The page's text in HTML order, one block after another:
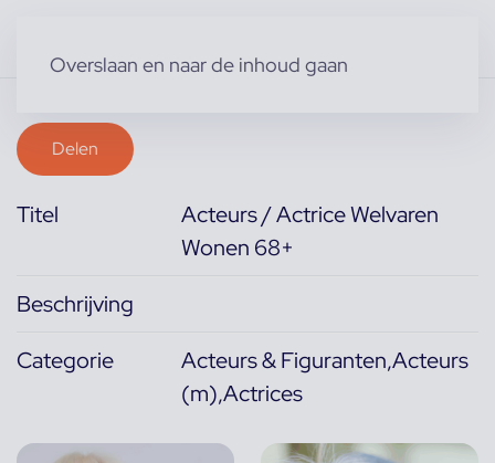
Overslaan en naar de inhoud gaan
Delen
Titel
Acteurs / Actrice Welvaren
Wonen 68+
Beschrijving
Categorie
Acteurs & Figuranten,Acteurs
(m),Actrices